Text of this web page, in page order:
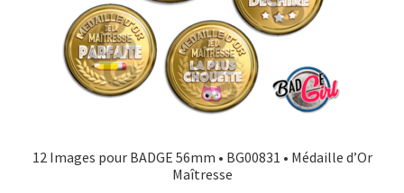
12 Images pour BADGE 56mm • BG00831 • Médaille d’Or
Maîtresse